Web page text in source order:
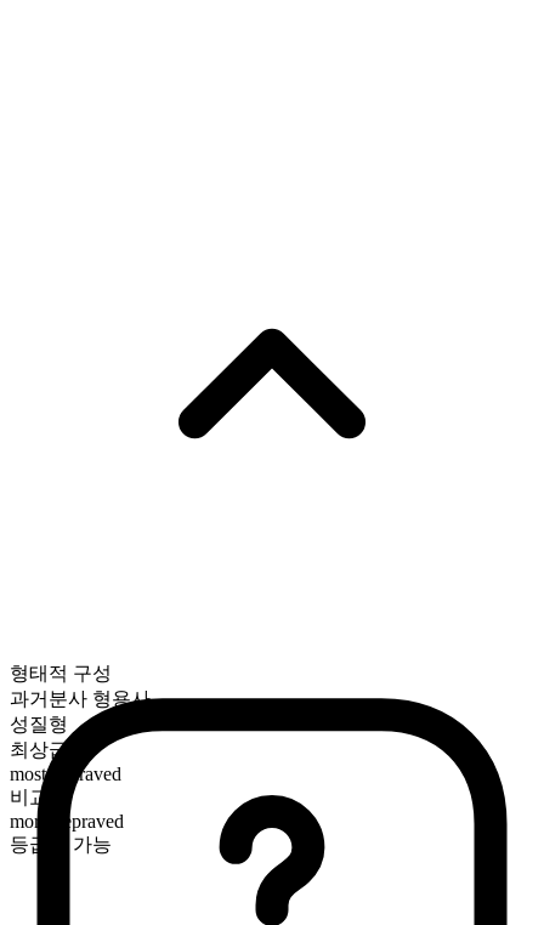
형태적 구성
과거분사 형용사
성질형
최상급
most depraved
비교급
more depraved
등급화 가능